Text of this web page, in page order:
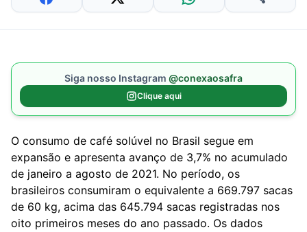
Siga nosso Instagram @conexaosafra
Clique aqui
O consumo de café solúvel no Brasil segue em
expansão e apresenta avanço de 3,7% no acumulado
de janeiro a agosto de 2021. No período, os
brasileiros consumiram o equivalente a 669.797 sacas
de 60 kg, acima das 645.794 sacas registradas nos
oito primeiros meses do ano passado. Os dados